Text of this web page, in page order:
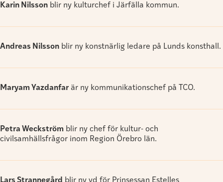
Karin Nilsson blir ny kulturchef i Järfälla kommun.
Andreas Nilsson blir ny konstnärlig ledare på Lunds konsthall.
Maryam Yazdanfar är ny kommunikationschef på TCO.
Petra Weckström blir ny chef för kultur- och
civilsamhällsfrågor inom Region Örebro län.